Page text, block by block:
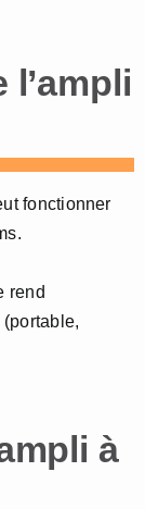
fonctionner
rend
à